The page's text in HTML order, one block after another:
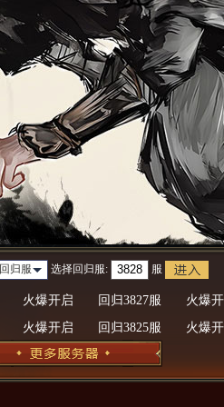
回归服 选择回归服: 服
火爆开启 回归3827服
火爆
火爆开启 回归3825服 火爆